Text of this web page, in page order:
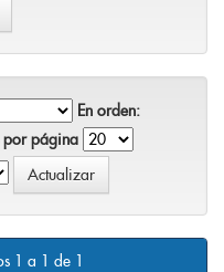
En orden:
por página
1 a 1 de 1